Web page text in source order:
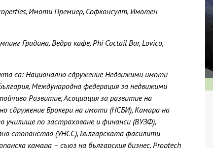
Имоти Премиер, Софконсулт, Имотен
Градина, Ведра кафе, Phi Coctail Bar, Lovico,
са: Национално сдружение Недвижими имоти
Международна федерация за недвижими
Развитие, Асоциация за развитие на
сдружение Брокери на имоти (НСБИ), Камара на
по застраховане и финанси (ВУЗФ),
стопанство (УНСС), Българската фасилити
камара – съюз на българския бизнес, Proptech